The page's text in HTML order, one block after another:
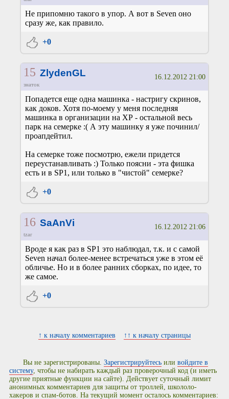
Не припомню такого в упор. А вот в Seven оно
сразу же, как правило.
+0
15 ZlydenGL
знаток
16.12.2012 21:00
Попадется еще одна машинка - настригу скринов,
как доков. Хотя по-моему у меня последняя
машинка в организации на ХР - остальной весь
парк на семерке :( А эту машинку я уже починил/
проапдейтил.
На семерке тоже посмотрю, ежели придется
переустанавливать :) Только поясни - эта фишка
есть и в SP1, или только в "чистой" семерке?
+0
16 SaAnVi
tzar
16.12.2012 21:06
Вроде я как раз в SP1 это наблюдал, т.к. и с самой
Seven начал более-менее встречаться уже в этом её
обличье. Но и в более ранних сборках, по идее, то
же самое.
+0
↑ к началу комментариев ↑↑ к началу страницы
Вы не зарегистрированы.Зарегистрируйтесь иливойдите в
систему, чтобы не набирать каждый раз проверочный код (и иметь
другие приятные функции на сайте). Действует суточный лимит
анонимных комментариев для защиты от троллей, школоло-
хакеров и спам-ботов. На текущий момент осталось комментариев: